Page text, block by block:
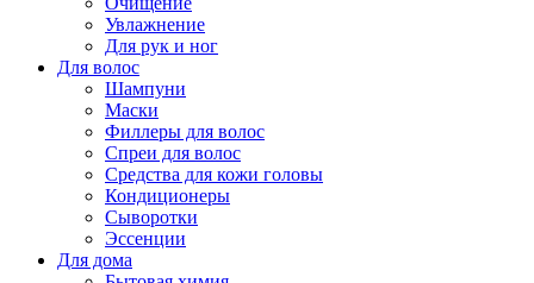
Увлажнение
Для рук и ног
Для волос
Шампуни
Маски
Филлеры для волос
Спреи для волос
Средства для кожи головы
Кондиционеры
Сыворотки
Эссенции
Для дома